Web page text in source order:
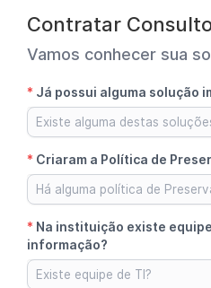
Contratar
Vamos conhecer sua
* Já possui alguma solução
Existe alguma destas
* Criaram a Política de
Há alguma política de
* Na instituição existe
informação?
Existe equipe de TI?